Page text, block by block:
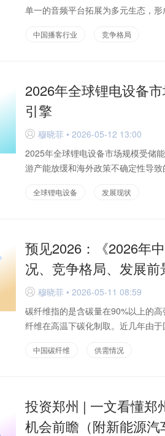
单一的音频平台拓展为多元生态，
中国播客行业 竞争格局
2026年全球锂电设备
引擎
D 穆晓菲 • 2026-05-12 13:00
2025年全球锂电设备市场规模受储
游产能放缓和海外政策不确定性导
全球锂电设备 发展现状
预见2026：《2026年
况、竞争格局、发展前
D 穆晓菲 • 2026-05-11 08:59
碳纤维指的是含碳量在90%以上的
纤维在高温下碳化制取。近几年由
中国碳纤维 供需情况
投资郑州 | 一文看懂郑
机会前瞻（附新能源